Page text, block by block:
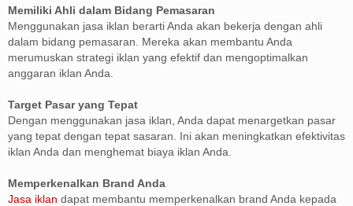
Memiliki Ahli dalam Bidang Pemasaran
Menggunakan jasa iklan berarti Anda akan bekerja dengan ahli
dalam bidang pemasaran. Mereka akan membantu Anda
merumuskan strategi iklan yang efektif dan mengoptimalkan
anggaran iklan Anda.
Target Pasar yang Tepat
Dengan menggunakan jasa iklan, Anda dapat menargetkan pasar
yang tepat dengan tepat sasaran. Ini akan meningkatkan efektivitas
iklan Anda dan menghemat biaya iklan Anda.
Memperkenalkan Brand Anda
Jasa iklan dapat membantu memperkenalkan brand Anda kepada